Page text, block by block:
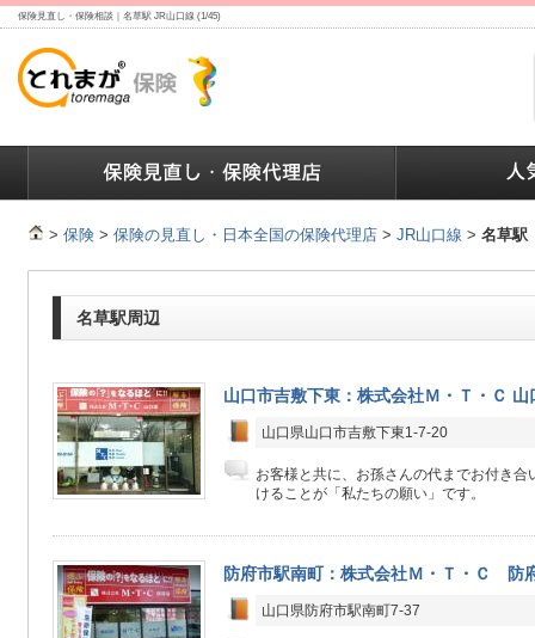
保険見直し・保険相談｜名草駅 JR山口線 (1/45)
> 保険 > 保険の見直し・日本全国の保険代理店 > JR山口線 > 名草駅
名草駅周辺
山口市吉敷下東：株式会社Ｍ・Ｔ・Ｃ 山
山口県山口市吉敷下東1-7-20
お客様と共に、お孫さんの代までお付き
けることが「私たちの願い」です。
防府市駅南町：株式会社Ｍ・Ｔ・Ｃ 防
山口県防府市駅南町7-37